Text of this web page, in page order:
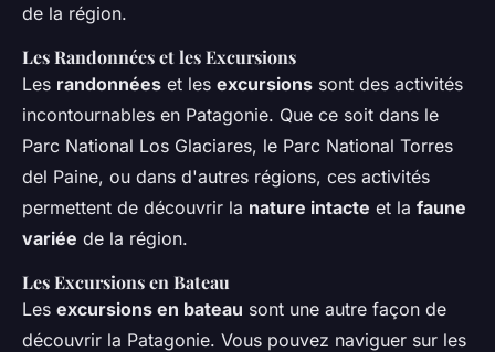
de la région.
Les Randonnées et les Excursions
Les randonnées et les excursions sont des activités
incontournables en Patagonie. Que ce soit dans le
Parc National Los Glaciares, le Parc National Torres
del Paine, ou dans d'autres régions, ces activités
permettent de découvrir la nature intacte et la faune
variée de la région.
Les Excursions en Bateau
Les excursions en bateau sont une autre façon de
découvrir la Patagonie. Vous pouvez naviguer sur les